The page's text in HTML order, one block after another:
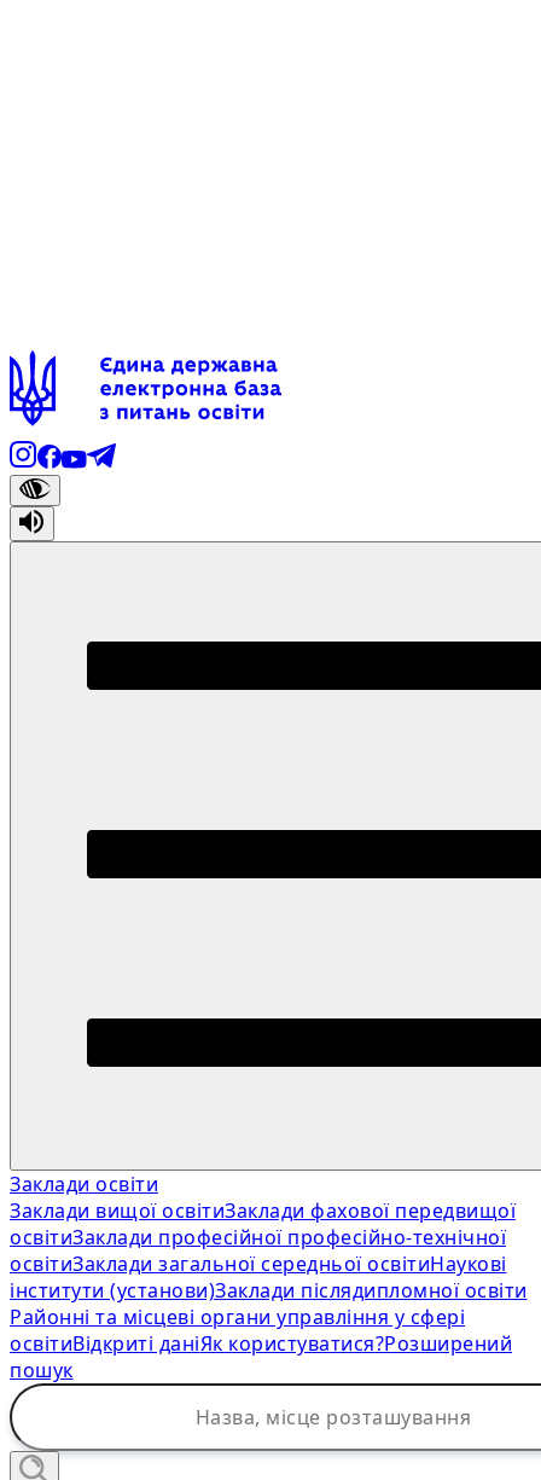
Заклади освіти
Заклади вищої освітиЗаклади фахової передвищої
освітиЗаклади професійної професійно-технічної
освітиЗаклади загальної середньої освітиНаукові
інститути (установи)Заклади післядипломної освіти
Районні та місцеві органи управління у сфері
освітиВідкриті даніЯк користуватися?Розширений
пошук